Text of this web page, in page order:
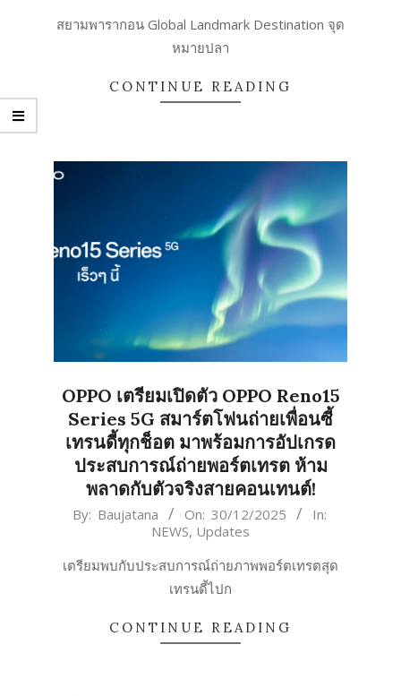
31
สยามพารากอน Global Landmark Destination จุด
หมายปลา
CONTINUE READING
OPPO เตรียมเปิดตัว OPPO Reno15
Series 5G สมาร์ตโฟนถ่ายเพื่อนซี้
เทรนดี้ทุกช็อต มาพร้อมการอัปเกรด
ประสบการณ์ถ่ายพอร์ตเทรต ห้าม
พลาดกับตัวจริงสายคอนเทนต์!
2025-
By: Baujatana On: 30/12/2025
In:
NEWS, Updates
เตรียมพบกับประสบการณ์ถ่ายภาพพอร์ตเทรตสุด
เทรนดี้ไปก
CONTINUE READING